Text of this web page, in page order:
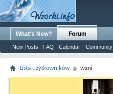
What's New? Forum
New Posts FAQ Calendar Community
Lista użytkowników wani